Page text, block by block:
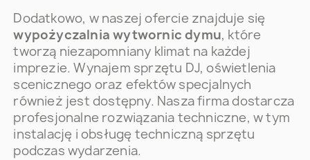
Dodatkowo, w naszej ofercie znajduje się
wypożyczalnia wytwornic dymu, które
tworzą niezapomniany klimat na każdej
imprezie. Wynajem sprzętu DJ, oświetlenia
scenicznego oraz efektów specjalnych
również jest dostępny. Nasza firma dostarcza
profesjonalne rozwiązania techniczne, w tym
instalację i obsługę techniczną sprzętu
podczas wydarzenia.